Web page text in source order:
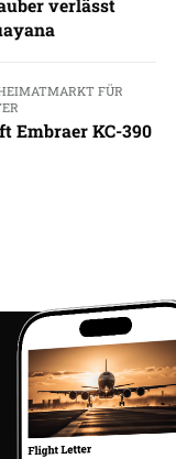
verlässt
FÜR
Embraer KC-390